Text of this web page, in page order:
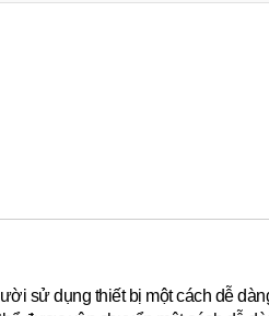
sử dụng thiết bị một cách dễ